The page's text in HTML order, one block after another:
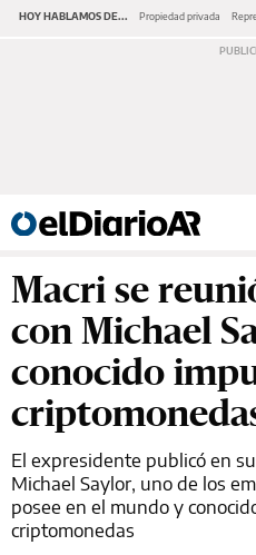
HOY HABLAMOS DE... Propiedad privada
Macri se
con Michael
conocido
El expresidente publicó en
Michael Saylor, uno de los
posee en el mundo y
criptomonedas